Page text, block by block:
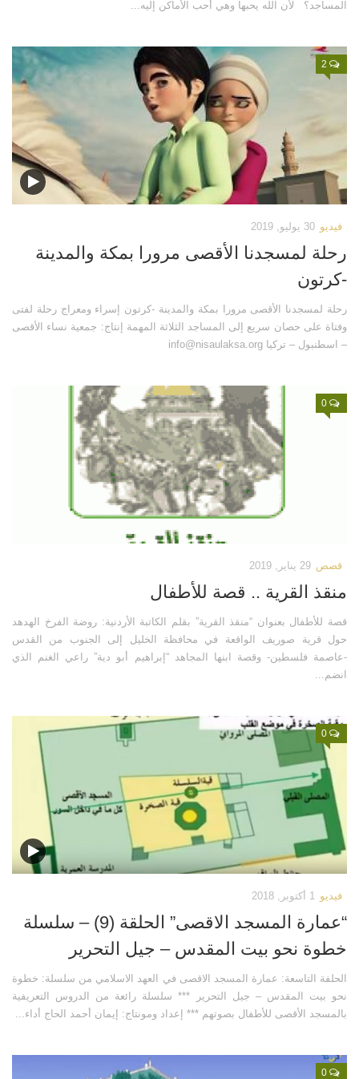
فيديو
صور
اتصل بنا
الموقع الأم
المساجد؟ لأن الله يحبها وهي أحب الأماكن إليه...
2
فيديو 30 يوليو, 2019
رحلة لمسجدنا الأقصى مرورا بمكة والمدينة
-كرتون
رحلة لمسجدنا الأقصى مرورا بمكة والمدينة -كرتون إسراء ومعراج رحلة لفتى
وفتاة على حصان سريع إلى المساجد الثلاثة المهمة إنتاج: جمعية نساء الأقصى
– اسطنبول – تركيا info@nisaulaksa.org
0
قصص 29 يناير, 2019
منقذ القرية .. قصة للأطفال
قصة للأطفال بعنوان “منقذ القرية” بقلم الكاتبة الأردنية: روضة الفرخ الهدهد
حول قرية صوريف الواقعة في محافظة الخليل إلى الجنوب من القدس
-عاصمة فلسطين- وقصة ابنها المجاهد “إبراهيم أبو دية” راعي الغنم الذي
انضم...
0
فيديو 1 أكتوبر, 2018
“عمارة المسجد الاقصى” الحلقة (9) – سلسلة
خطوة نحو بيت المقدس – جيل التحرير
الحلفة التاسعة: عمارة المسجد الاقصى في العهد الاسلامي من سلسلة: خطوة
نحو بيت المقدس – جيل التحرير *** سلسلة رائعة من الدروس التعريفية
بالمسجد الأقصى للأطفال بصوتهم *** إعداد ومونتاج: إيمان أحمد الحاج أداء...
0